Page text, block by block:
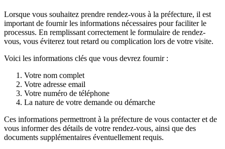
Lorsque vous souhaitez prendre rendez-vous à la préfecture, il est
important de fournir les informations nécessaires pour faciliter le
processus. En remplissant correctement le formulaire de rendez-
vous, vous éviterez tout retard ou complication lors de votre visite.
Voici les informations clés que vous devrez fournir :
Votre nom complet
Votre adresse email
Votre numéro de téléphone
La nature de votre demande ou démarche
Ces informations permettront à la préfecture de vous contacter et de
vous informer des détails de votre rendez-vous, ainsi que des
documents supplémentaires éventuellement requis.